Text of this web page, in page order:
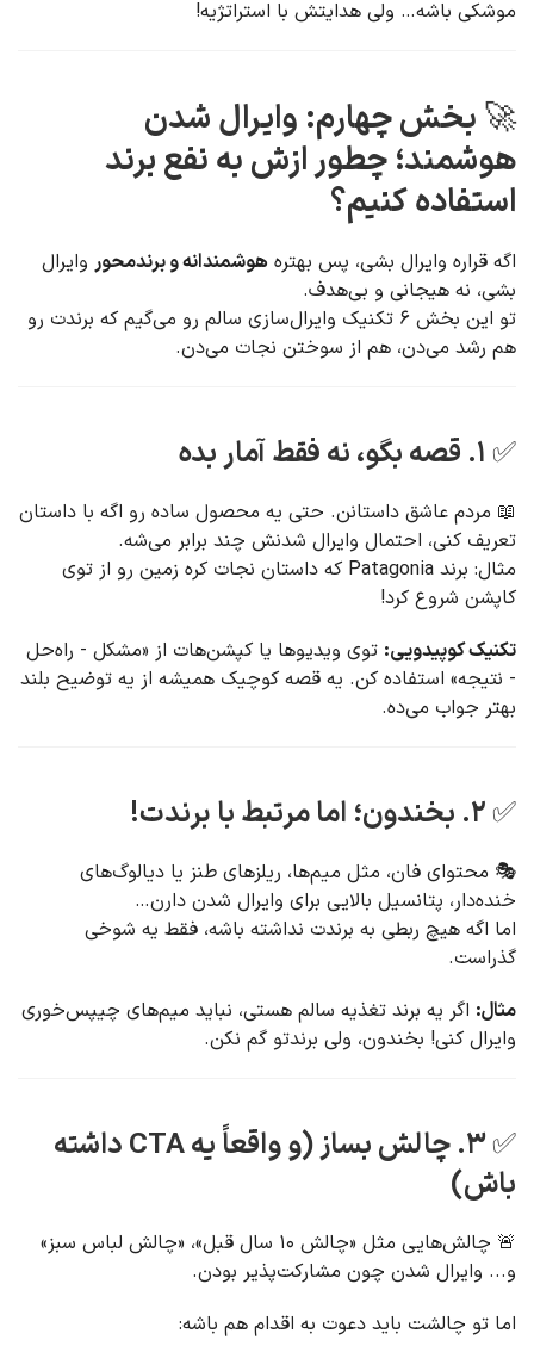
موشکی باشه… ولی هدایتش با استراتژیه!
🚀بخش چهارم: وایرال شدن
هوشمند؛ چطور ازش به نفع برند
استفاده کنیم؟
اگه قراره وایرال بشی، پس بهتره هوشمندانه و برندمحور وایرال
بشی، نه هیجانی و بی‌هدف.
تو این بخش ۶ تکنیک وایرال‌سازی سالم رو می‌گیم که برندت رو
هم رشد می‌دن، هم از سوختن نجات می‌دن.
✅ ۱. قصه بگو، نه فقط آمار بده
📖 مردم عاشق داستانن. حتی یه محصول ساده رو اگه با داستان
تعریف کنی، احتمال وایرال شدنش چند برابر می‌شه.
مثال: برند Patagonia که داستان نجات کره زمین رو از توی
کاپشن شروع کرد!
تکنیک کوپیدویی: توی ویدیوها یا کپشن‌هات از «مشکل - راه‌حل
- نتیجه» استفاده کن. یه قصه کوچیک همیشه از یه توضیح بلند
بهتر جواب می‌ده.
✅ ۲. بخندون؛ اما مرتبط با برندت!
🎭 محتوای فان، مثل میم‌ها، ریلزهای طنز یا دیالوگ‌های
خنده‌دار، پتانسیل بالایی برای وایرال شدن دارن…
اما اگه هیچ ربطی به برندت نداشته باشه، فقط یه شوخی
گذراست.
مثال: اگر یه برند تغذیه سالم هستی، نباید میم‌های چیپس‌خوری
وایرال کنی! بخندون، ولی برندتو گم نکن.
✅ ۳. چالش بساز (و واقعاً یه CTA داشته
باش)
🚨 چالش‌هایی مثل «چالش ۱۰ سال قبل»، «چالش لباس سبز»
و... وایرال شدن چون مشارکت‌پذیر بودن.
اما تو چالشت باید دعوت به اقدام هم باشه: